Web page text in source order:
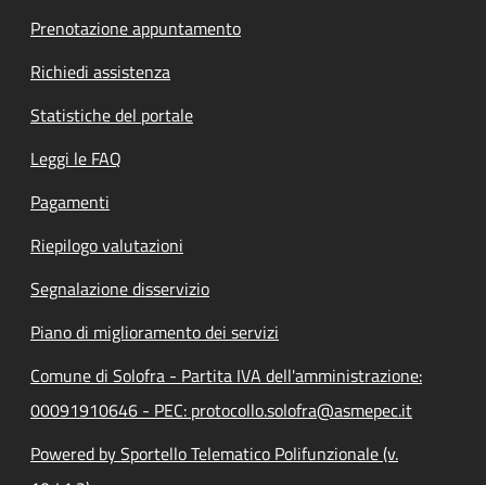
Prenotazione appuntamento
Richiedi assistenza
Statistiche del portale
Leggi le FAQ
Pagamenti
Riepilogo valutazioni
Segnalazione disservizio
Piano di miglioramento dei servizi
Comune di Solofra - Partita IVA dell'amministrazione:
00091910646 - PEC: protocollo.solofra@asmepec.it
Powered by Sportello Telematico Polifunzionale (v.